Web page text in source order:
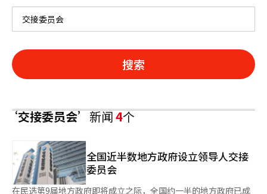
搜索
‘交接委员会’新闻4个
全国近半数地方政府设立领导人交接
委员会
在民选第9届地方政府即将成立之际，全国约一半的地方政府已成